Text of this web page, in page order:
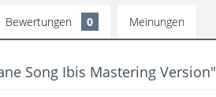
Bewertungen 0 Meinungen
Song Ibis Mastering Version"